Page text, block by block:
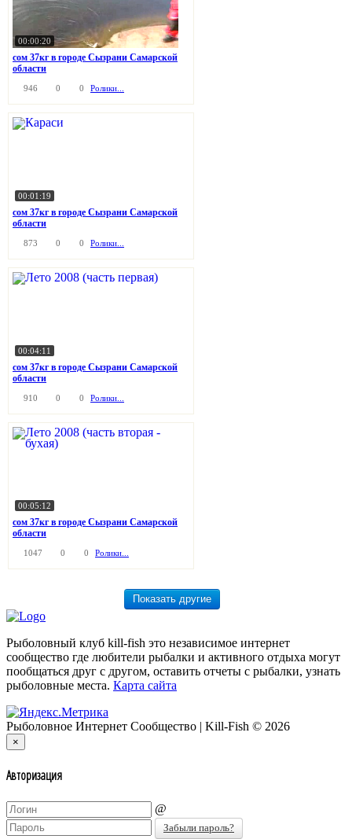
00:00:20
сом 37кг в городе Сызрани Самарской
области
946 0 0 Ролики...
00:01:19
сом 37кг в городе Сызрани Самарской
области
873 0 0 Ролики...
00:04:11
сом 37кг в городе Сызрани Самарской
области
910 0 0 Ролики...
00:05:12
сом 37кг в городе Сызрани Самарской
области
1047 0 0 Ролики...
Рыболовный клуб kill-fish это независимое интернет
сообщество где любители рыбалки и активного отдыха могут
пообщаться друг с другом, оставить отчеты с рыбалки, узнать
рыболовные места. Карта сайта
Рыболовное Интернет Сообщество | Kill-Fish © 2026
×
Авторизация
@
Забыли пароль?